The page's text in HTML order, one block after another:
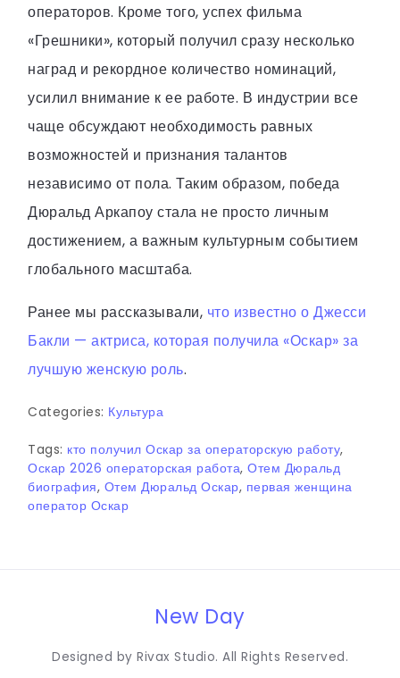
операторов. Кроме того, успех фильма
«Грешники», который получил сразу несколько
наград и рекордное количество номинаций,
усилил внимание к ее работе. В индустрии все
чаще обсуждают необходимость равных
возможностей и признания талантов
независимо от пола. Таким образом, победа
Дюральд Аркапоу стала не просто личным
достижением, а важным культурным событием
глобального масштаба.
Ранее мы рассказывали, что известно о Джесси
Бакли — актриса, которая получила «Оскар» за
лучшую женскую роль.
Categories: Культура
Tags: кто получил Оскар за операторскую работу,
Оскар 2026 операторская работа, Отем Дюральд
биография, Отем Дюральд Оскар, первая женщина
оператор Оскар
New Day
Designed by Rivax Studio. All Rights Reserved.